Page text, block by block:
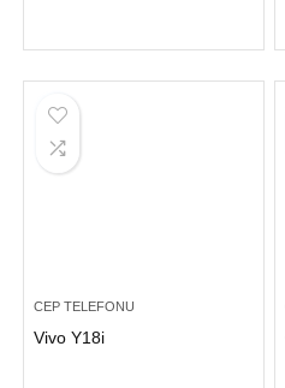
CEP TELEFONU
Vivo Y18i